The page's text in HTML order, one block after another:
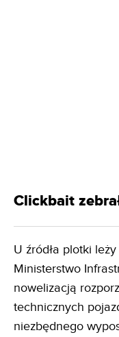
Clickbait
U źródła plotki
Ministerstwo
nowelizacją
technicznych
niezbędnego